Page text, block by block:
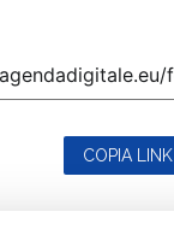
COPIA LINK